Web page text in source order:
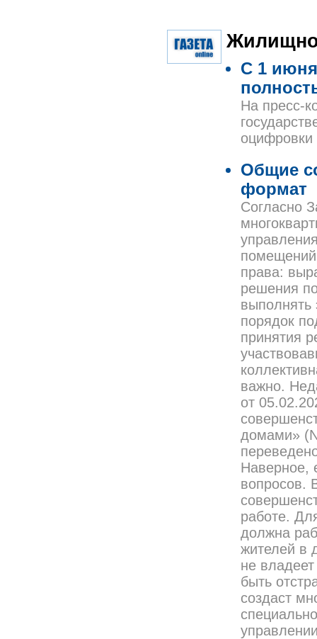
С 1
На пресс-
Общие
формат
Согласно
права:
решения
выполнять
порядок
принятия
важно.
от
домами»
Наверное,
вопросов.
работе.
должна
жителей в
не
быть
создаст